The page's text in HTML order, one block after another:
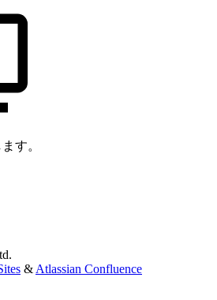
す。
& Atlassian Confluence